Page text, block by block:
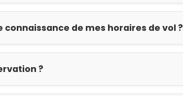
connaissance de mes horaires de vol ?
?